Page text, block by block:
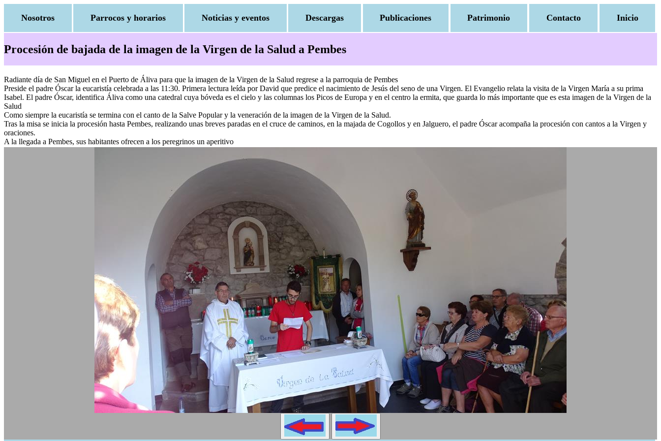
Nosotros Parrocos y horarios Noticias y eventos Descargas Publicaciones Patrimonio Contacto Inicio
Procesión de bajada de la imagen de la Virgen de la Salud a Pembes
Radiante día de San Miguel en el Puerto de Áliva para que la imagen de la Virgen de la Salud regrese a la parroquia de Pembes
Preside el padre Óscar la eucaristía celebrada a las 11:30. Primera lectura leída por David que predice el nacimiento de Jesús del seno de una Virgen. El Evangelio relata la visita de la Virgen María a su prima
Isabel. El padre Óscar, identifica Áliva como una catedral cuya bóveda es el cielo y las columnas los Picos de Europa y en el centro la ermita, que guarda lo más importante que es esta imagen de la Virgen de la
Salud
Como siempre la eucaristía se termina con el canto de la Salve Popular y la veneración de la imagen de la Virgen de la Salud.
Tras la misa se inicia la procesión hasta Pembes, realizando unas breves paradas en el cruce de caminos, en la majada de Cogollos y en Jalguero, el padre Óscar acompaña la procesión con cantos a la Virgen y
oraciones.
A la llegada a Pembes, sus habitantes ofrecen a los peregrinos un aperitivo